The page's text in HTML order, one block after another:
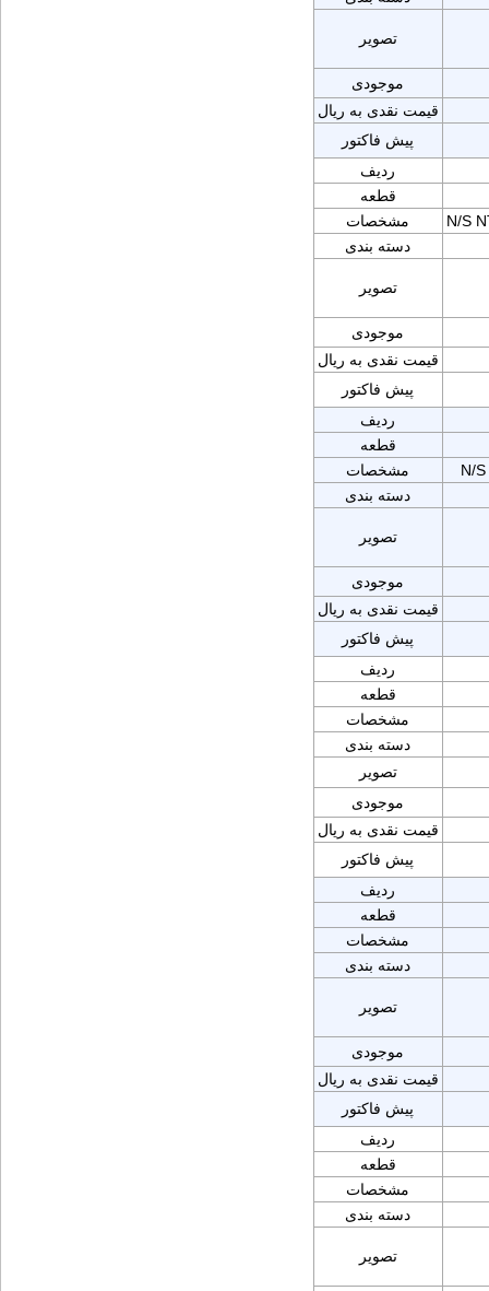
تصویر
موجودی
قیمت نقدی به ریال
پیش فاکتور
ردیف
قطعه
مشخصات
N/S
دسته بندی
تصویر
موجودی
قیمت نقدی به ریال
پیش فاکتور
ردیف
قطعه
مشخصات
N/
دسته بندی
تصویر
موجودی
قیمت نقدی به ریال
پیش فاکتور
ردیف
قطعه
مشخصات
دسته بندی
تصویر
موجودی
قیمت نقدی به ریال
پیش فاکتور
ردیف
قطعه
مشخصات
دسته بندی
تصویر
موجودی
قیمت نقدی به ریال
پیش فاکتور
ردیف
قطعه
مشخصات
دسته بندی
تصویر